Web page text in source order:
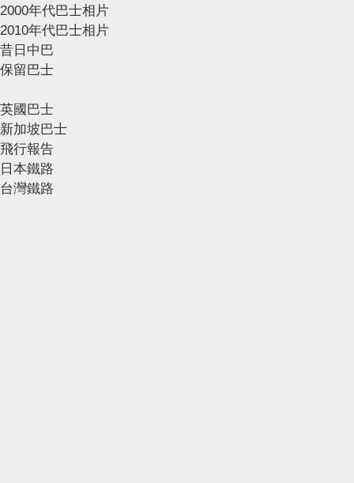
2000年代巴士相片
2010年代巴士相片
昔日中巴
保留巴士
英國巴士
新加坡巴士
飛行報告
日本鐵路
台灣鐵路